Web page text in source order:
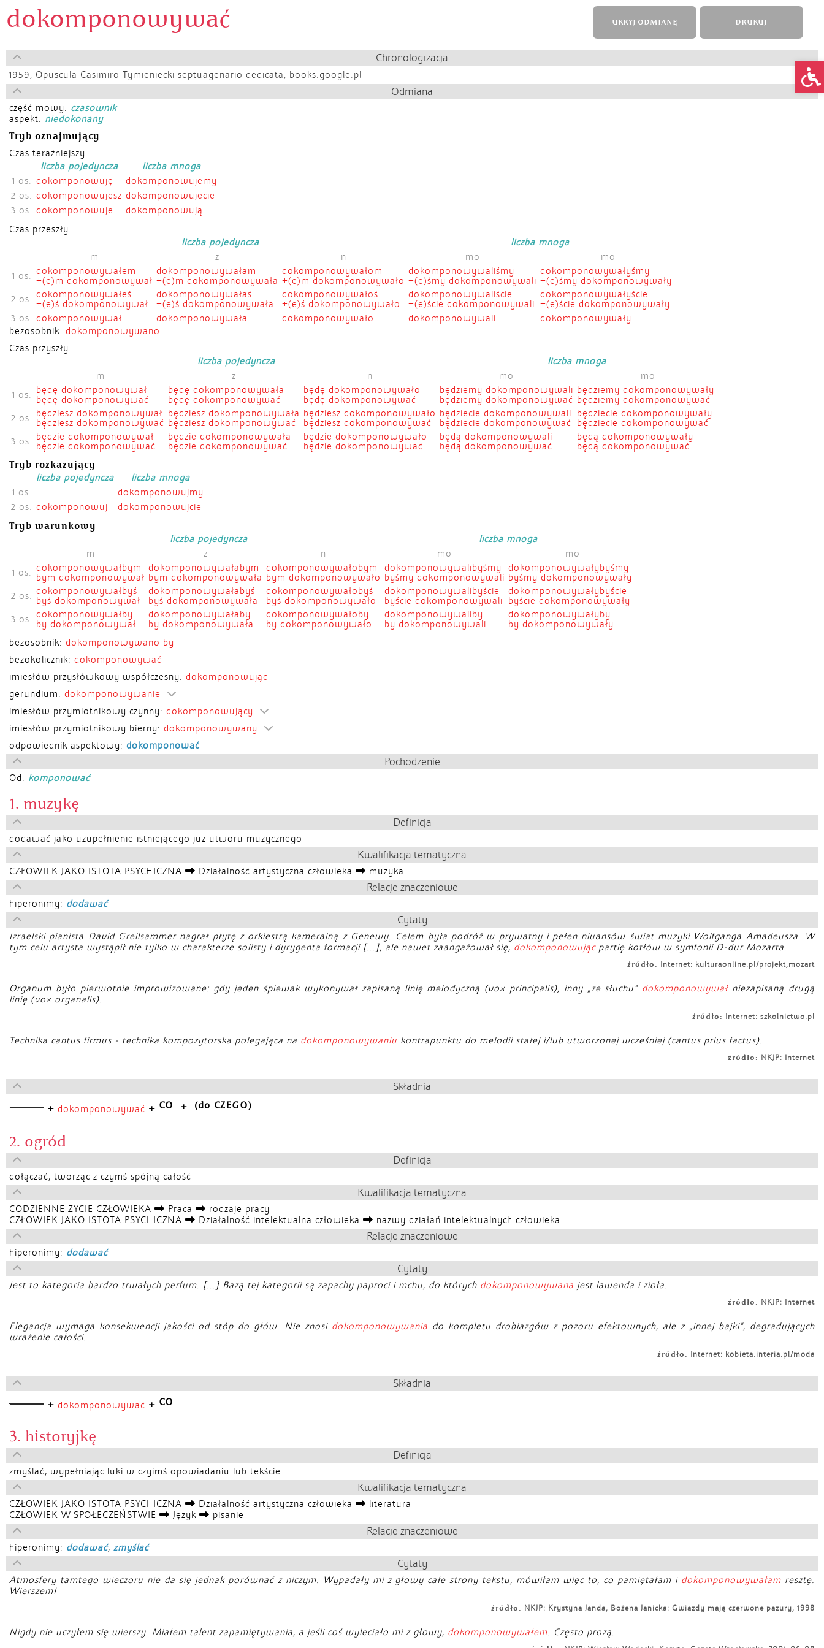
UKRYJ ODMIANĘ DRUKUJ
dokomponowywać
Chronologizacja
1959, Opuscula Casimiro Tymieniecki septuagenario dedicata, books.google.pl
Odmiana
część mowy: czasownik
aspekt: niedokonany
Tryb oznajmujący
Czas teraźniejszy
liczba pojedyncza
liczba mnoga
1 os. dokomponowuję
dokomponowujemy
2 os. dokomponowujesz dokomponowujecie
3 os. dokomponowuje
dokomponowują
Czas przeszły
liczba pojedyncza
liczba mnoga
m
ż n mo
-mo
1 os. dokomponowywałem
+(e)m dokomponowywał
dokomponowywałam
+(e)m dokomponowywała
dokomponowywałom
+(e)m dokomponowywało
dokomponowywaliśmy
+(e)śmy dokomponowywali
dokomponowywałyśmy
+(e)śmy dokomponowywały
2 os. dokomponowywałeś
+(e)ś dokomponowywał
dokomponowywałaś
+(e)ś dokomponowywała
dokomponowywałoś
+(e)ś dokomponowywało
dokomponowywaliście
+(e)ście dokomponowywali
dokomponowywałyście
+(e)ście dokomponowywały
3 os. dokomponowywał dokomponowywała dokomponowywało dokomponowywali
dokomponowywały
bezosobnik: dokomponowywano
Czas przyszły
liczba pojedyncza
liczba mnoga
m
ż n mo
-mo
1 os. będę dokomponowywał
będę dokomponowywać
będę dokomponowywała
będę dokomponowywać
będę dokomponowywało
będę dokomponowywać
będziemy dokomponowywali
będziemy dokomponowywać
będziemy dokomponowywały
będziemy dokomponowywać
2 os. będziesz dokomponowywał
będziesz dokomponowywać
będziesz dokomponowywała
będziesz dokomponowywać
będziesz dokomponowywało
będziesz dokomponowywać
będziecie dokomponowywali
będziecie dokomponowywać
będziecie dokomponowywały
będziecie dokomponowywać
3 os. będzie dokomponowywał
będzie dokomponowywać
będzie dokomponowywała
będzie dokomponowywać
będzie dokomponowywało
będzie dokomponowywać
będą dokomponowywali
będą dokomponowywać
będą dokomponowywały
będą dokomponowywać
Tryb rozkazujący
liczba pojedyncza
liczba mnoga
1 os.
dokomponowujmy
2 os. dokomponowuj dokomponowujcie
Tryb warunkowy
liczba pojedyncza
liczba mnoga
m
ż n mo
-mo
1 os. dokomponowywałbym
bym dokomponowywał
dokomponowywałabym
bym dokomponowywała
dokomponowywałobym
bym dokomponowywało
dokomponowywalibyśmy
byśmy dokomponowywali
dokomponowywałybyśmy
byśmy dokomponowywały
2 os. dokomponowywałbyś
byś dokomponowywał
dokomponowywałabyś
byś dokomponowywała
dokomponowywałobyś
byś dokomponowywało
dokomponowywalibyście
byście dokomponowywali
dokomponowywałybyście
byście dokomponowywały
3 os. dokomponowywałby
by dokomponowywał
dokomponowywałaby
by dokomponowywała
dokomponowywałoby
by dokomponowywało
dokomponowywaliby
by dokomponowywali
dokomponowywałyby
by dokomponowywały
bezosobnik: dokomponowywano by
bezokolicznik: dokomponowywać
imiesłów przysłówkowy współczesny: dokomponowując
gerundium: dokomponowywanie
imiesłów przymiotnikowy czynny: dokomponowujący
imiesłów przymiotnikowy bierny: dokomponowywany
odpowiednik aspektowy: dokomponować
Pochodzenie
Od: komponować
1. muzykę
Definicja
dodawać jako uzupełnienie istniejącego już utworu muzycznego
Kwalifikacja tematyczna
CZŁOWIEK JAKO ISTOTA PSYCHICZNA Działalność artystyczna człowieka muzyka
Relacje znaczeniowe
hiperonimy: dodawać
Cytaty
Izraelski pianista David Greilsammer nagrał płytę z orkiestrą kameralną z Genewy. Celem była podróż w prywatny i pełen niuansów świat muzyki Wolfganga Amadeusza. W
tym celu artysta wystąpił nie tylko w charakterze solisty i dyrygenta formacji [...], ale nawet zaangażował się, dokomponowującpartię kotłów w symfonii D-dur Mozarta.
źródło: Internet: kulturaonline.pl/projekt,mozart
Organum było pierwotnie improwizowane: gdy jeden śpiewak wykonywał zapisaną linię melodyczną (vox principalis), inny „ze słuchu” dokomponowywałniezapisaną drugą
linię (vox organalis).
źródło: Internet: szkolnictwo.pl
Technika cantus firmus - technika kompozytorska polegająca na dokomponowywaniu kontrapunktu do melodii stałej i/lub utworzonej wcześniej (cantus prius factus).
źródło: NKJP: Internet
Składnia
+ dokomponowywać + CO + (do CZEGO)
2. ogród
Definicja
dołączać, tworząc z czymś spójną całość
Kwalifikacja tematyczna
CODZIENNE ŻYCIE CZŁOWIEKA Praca
rodzaje pracy
CZŁOWIEK JAKO ISTOTA PSYCHICZNA
Działalność intelektualna człowieka nazwy działań intelektualnych człowieka
Relacje znaczeniowe
hiperonimy: dodawać
Cytaty
Jest to kategoria bardzo trwałych perfum. [...] Bazą tej kategorii są zapachy paproci i mchu, do których dokomponowywana jest lawenda i zioła.
źródło: NKJP: Internet
Elegancja wymaga konsekwencji jakości od stóp do głów. Nie znosi dokomponowywania do kompletu drobiazgów z pozoru efektownych, ale z „innej bajki”, degradujących
wrażenie całości.
źródło: Internet: kobieta.interia.pl/moda
Składnia
+ dokomponowywać + CO
3. historyjkę
Definicja
zmyślać, wypełniając luki w czyimś opowiadaniu lub tekście
Kwalifikacja tematyczna
CZŁOWIEK JAKO ISTOTA PSYCHICZNA Działalność artystyczna człowieka
literatura
CZŁOWIEK W SPOŁECZEŃSTWIE
Język pisanie
Relacje znaczeniowe
hiperonimy: dodawać, zmyślać
Cytaty
Atmosfery tamtego wieczoru nie da się jednak porównać z niczym. Wypadały mi z głowy całe strony tekstu, mówiłam więc to, co pamiętałam i dokomponowywałam resztę.
Wierszem!
źródło: NKJP: Krystyna Janda, Bożena Janicka: Gwiazdy mają czerwone pazury, 1998
Nigdy nie uczyłem się wierszy. Miałem talent zapamiętywania, a jeśli coś wyleciało mi z głowy, dokomponowywałem. Często prozą.